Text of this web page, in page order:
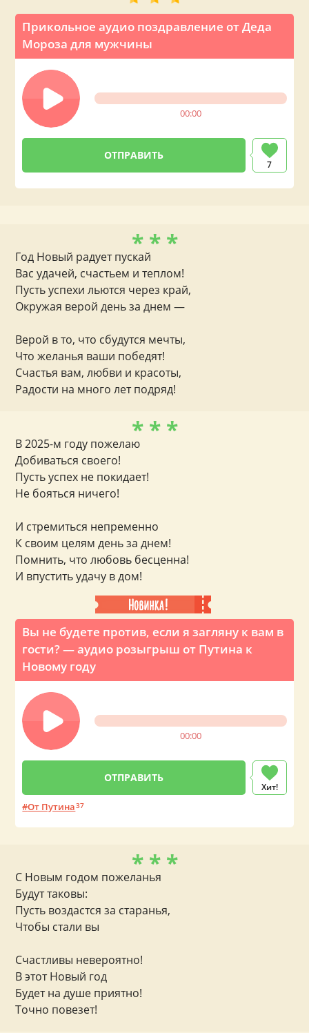
Прикольное аудио поздравление от Деда
Мороза для мужчины
00:00
7
* * *
Год Новый радует пускай
Вас удачей, счастьем и теплом!
Пусть успехи льются через край,
Окружая верой день за днем —
Верой в то, что сбудутся мечты,
Что желанья ваши победят!
Счастья вам, любви и красоты,
Радости на много лет подряд!
Вы не будете против, если я загляну к вам в
гости? — аудио розыгрыш от Путина к
Новому году
00:00
Хит!
От Путина37
* * *
В 2025-м году пожелаю
Добиваться своего!
Пусть успех не покидает!
Не бояться ничего!
И стремиться непременно
К своим целям день за днем!
Помнить, что любовь бесценна!
И впустить удачу в дом!
* * *
С Новым годом пожеланья
Будут таковы:
Пусть воздастся за старанья,
Чтобы стали вы
Счастливы невероятно!
В этот Новый год
Будет на душе приятно!
Точно повезет!